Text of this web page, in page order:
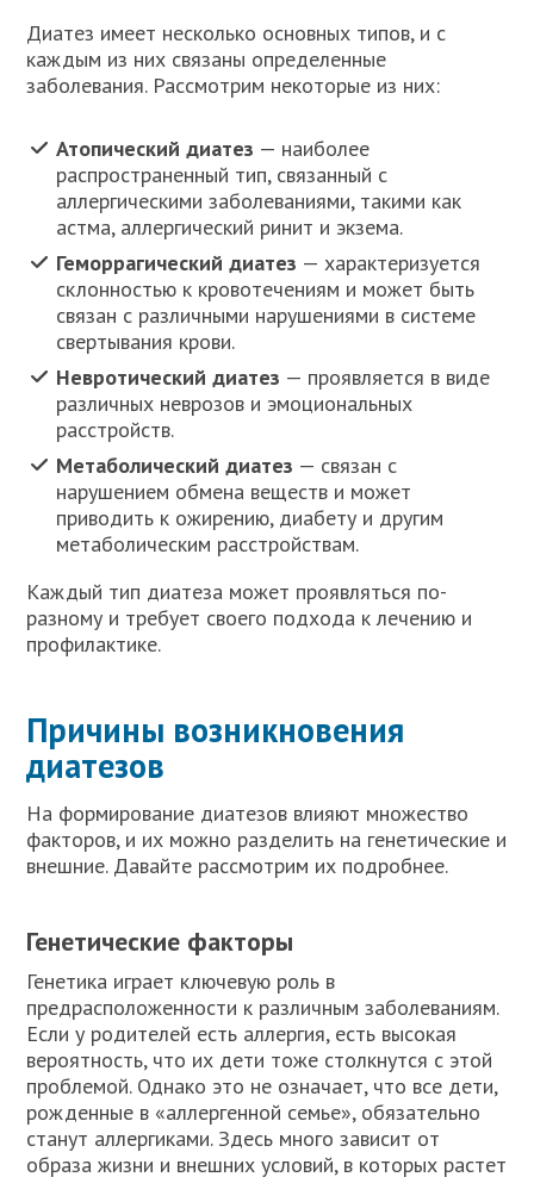
Диатез имеет несколько основных типов, и с
каждым из них связаны определенные
заболевания. Рассмотрим некоторые из них:
Атопический диатез — наиболее
распространенный тип, связанный с
аллергическими заболеваниями, такими как
астма, аллергический ринит и экзема.
Геморрагический диатез — характеризуется
склонностью к кровотечениям и может быть
связан с различными нарушениями в системе
свертывания крови.
Невротический диатез — проявляется в виде
различных неврозов и эмоциональных
расстройств.
Метаболический диатез — связан с
нарушением обмена веществ и может
приводить к ожирению, диабету и другим
метаболическим расстройствам.
Каждый тип диатеза может проявляться по-
разному и требует своего подхода к лечению и
профилактике.
Причины возникновения
диатезов
На формирование диатезов влияют множество
факторов, и их можно разделить на генетические и
внешние. Давайте рассмотрим их подробнее.
Генетические факторы
Генетика играет ключевую роль в
предрасположенности к различным заболеваниям.
Если у родителей есть аллергия, есть высокая
вероятность, что их дети тоже столкнутся с этой
проблемой. Однако это не означает, что все дети,
рожденные в «аллергенной семье», обязательно
станут аллергиками. Здесь много зависит от
образа жизни и внешних условий, в которых растет